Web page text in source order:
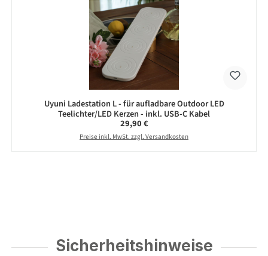
Uyuni Ladestation L - für aufladbare Outdoor LED
Teelichter/LED Kerzen - inkl. USB-C Kabel
Regulärer Preis:
29,90 €
Preise inkl. MwSt. zzgl. Versandkosten
Sicherheitshinweise